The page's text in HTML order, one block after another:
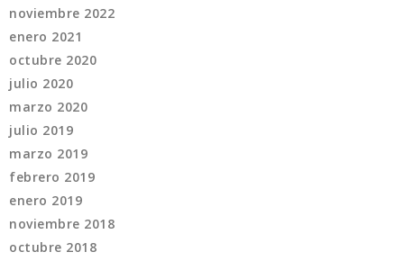
noviembre 2022
enero 2021
octubre 2020
julio 2020
marzo 2020
julio 2019
marzo 2019
febrero 2019
enero 2019
noviembre 2018
octubre 2018